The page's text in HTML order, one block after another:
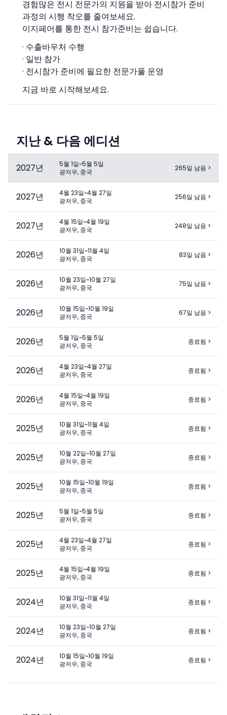
경험많은 전시 전문가의 지원을 받아 전시참가 준비
과정의 시행 착오를 줄여보세요.
이지페어를 통한 전시 참가준비는 쉽습니다.
· 수출바우처 수행
· 일반 참가
· 전시참가 준비에 필요한 전문가풀 운영
지금 바로 시작해보세요.
지난 & 다음 에디션
2027년
5월 1일~5월 5일
광저우, 중국
265일 남음 >
2027년
4월 23일~4월 27일
광저우, 중국
256일 남음 >
2027년
4월 15일~4월 19일
광저우, 중국
248일 남음 >
2026년
10월 31일~11월 4일
광저우, 중국
83일 남음 >
2026년
10월 23일~10월 27일
광저우, 중국
75일 남음 >
2026년
10월 15일~10월 19일
광저우, 중국
67일 남음 >
2026년
5월 1일~5월 5일
광저우, 중국
종료됨 >
2026년
4월 23일~4월 27일
광저우, 중국
종료됨 >
2026년
4월 15일~4월 19일
광저우, 중국
종료됨 >
2025년
10월 31일~11월 4일
광저우, 중국
종료됨 >
2025년
10월 22일~10월 27일
광저우, 중국
종료됨 >
2025년
10월 15일~10월 19일
광저우, 중국
종료됨 >
2025년
5월 1일~5월 5일
광저우, 중국
종료됨 >
2025년
4월 23일~4월 27일
광저우, 중국
종료됨 >
2025년
4월 15일~4월 19일
광저우, 중국
종료됨 >
2024년
10월 31일~11월 4일
광저우, 중국
종료됨 >
2024년
10월 23일~10월 27일
광저우, 중국
종료됨 >
2024년
10월 15일~10월 19일
광저우, 중국
종료됨 >